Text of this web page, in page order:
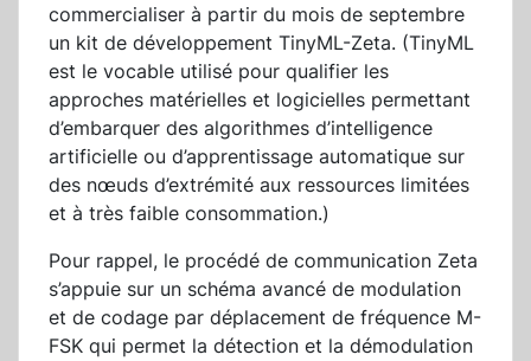
commercialiser à partir du mois de septembre
un kit de développement TinyML-Zeta. (TinyML
est le vocable utilisé pour qualifier les
approches matérielles et logicielles permettant
d’embarquer des algorithmes d’intelligence
artificielle ou d’apprentissage automatique sur
des nœuds d’extrémité aux ressources limitées
et à très faible consommation.)
Pour rappel, le procédé de communication Zeta
s’appuie sur un schéma avancé de modulation
et de codage par déplacement de fréquence M-
FSK qui permet la détection et la démodulation